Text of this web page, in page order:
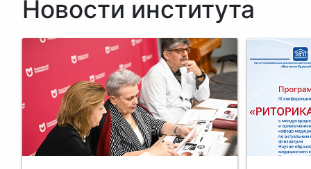
Новости института